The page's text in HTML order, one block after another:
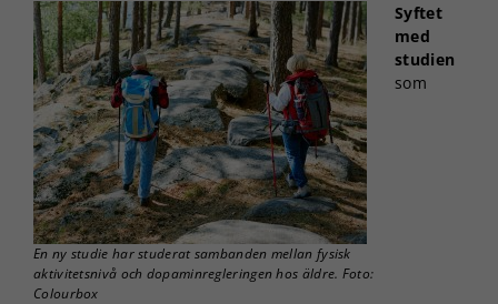
En ny studie har studerat sambanden mellan fysisk
aktivitetsnivå och dopaminregleringen hos äldre. Foto:
Colourbox
Syftet
med
studien
som